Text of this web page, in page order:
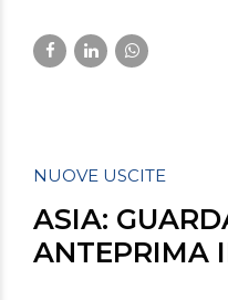
Marzo 3, 2023
NUOVE USCITE
ASIA:
ANTEPRIMA